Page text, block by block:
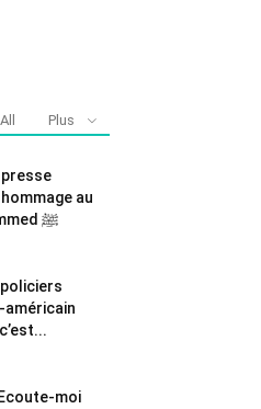
All Plus
presse
au
Prophète Mohammed ﷺ
moi